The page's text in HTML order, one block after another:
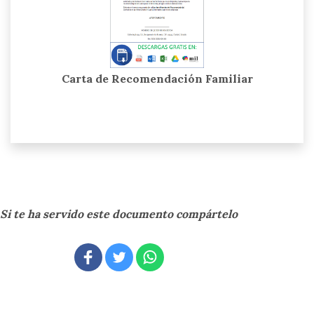
Carta de Recomendación Familiar
Si te ha servido este documento compártelo